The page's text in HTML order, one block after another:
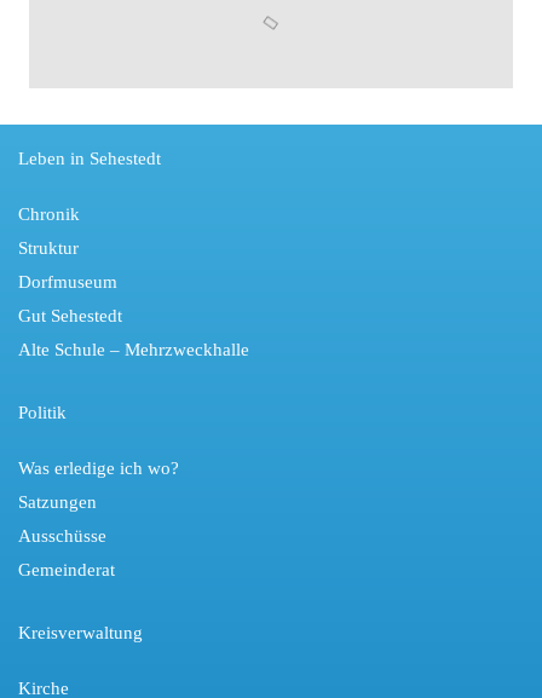
Leben in Sehestedt
Chronik
Struktur
Dorfmuseum
Gut Sehestedt
Alte Schule – Mehrzweckhalle
Politik
Was erledige ich wo?
Satzungen
Ausschüsse
Gemeinderat
Kreisverwaltung
Kirche